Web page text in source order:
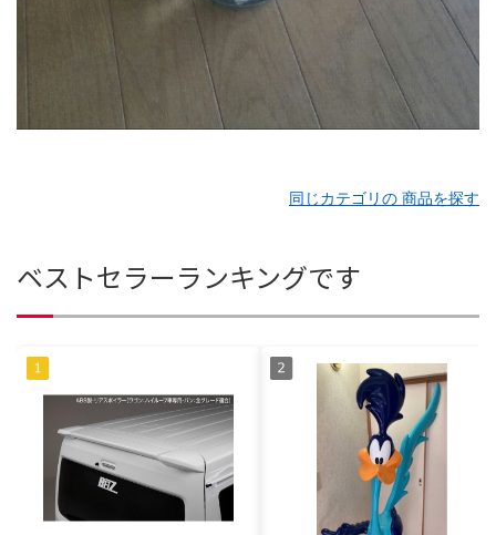
同じカテゴリの 商品を探す
ベストセラーランキングです